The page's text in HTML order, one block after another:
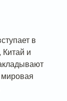
в
Китай и
мировая